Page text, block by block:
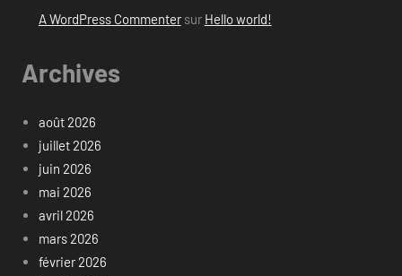
A WordPress Commentersur Hello world!
Archives
août 2026
juillet 2026
juin 2026
mai 2026
avril 2026
mars 2026
février 2026